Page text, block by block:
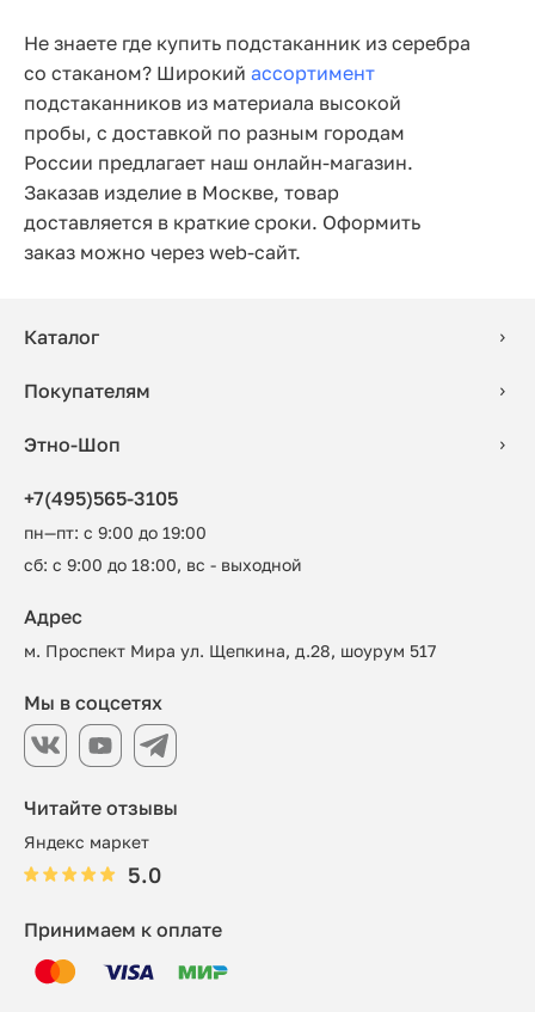
Не знаете где купить подстаканник из серебра
со стаканом? Широкий ассортимент
подстаканников из материала высокой
пробы, с доставкой по разным городам
России предлагает наш онлайн-магазин.
Заказав изделие в Москве, товар
доставляется в краткие сроки. Оформить
заказ можно через web-сайт.
Каталог
Покупателям
Этно-Шоп
+7(495)565-3105
пн—пт: с 9:00 до 19:00
сб: с 9:00 до 18:00, вс - выходной
Читайте отзывы
Яндекс маркет
5.0
Адрес
м. Проспект Мира ул. Щепкина, д.28, шоурум 517
Принимаем к оплате
Мы в соцсетях